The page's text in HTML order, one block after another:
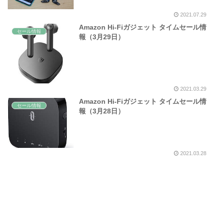
2021.07.29
セール情報
Amazon Hi-Fiガジェット タイムセール情
報（3月29日）
2021.03.29
セール情報
Amazon Hi-Fiガジェット タイムセール情
報（3月28日）
2021.03.28